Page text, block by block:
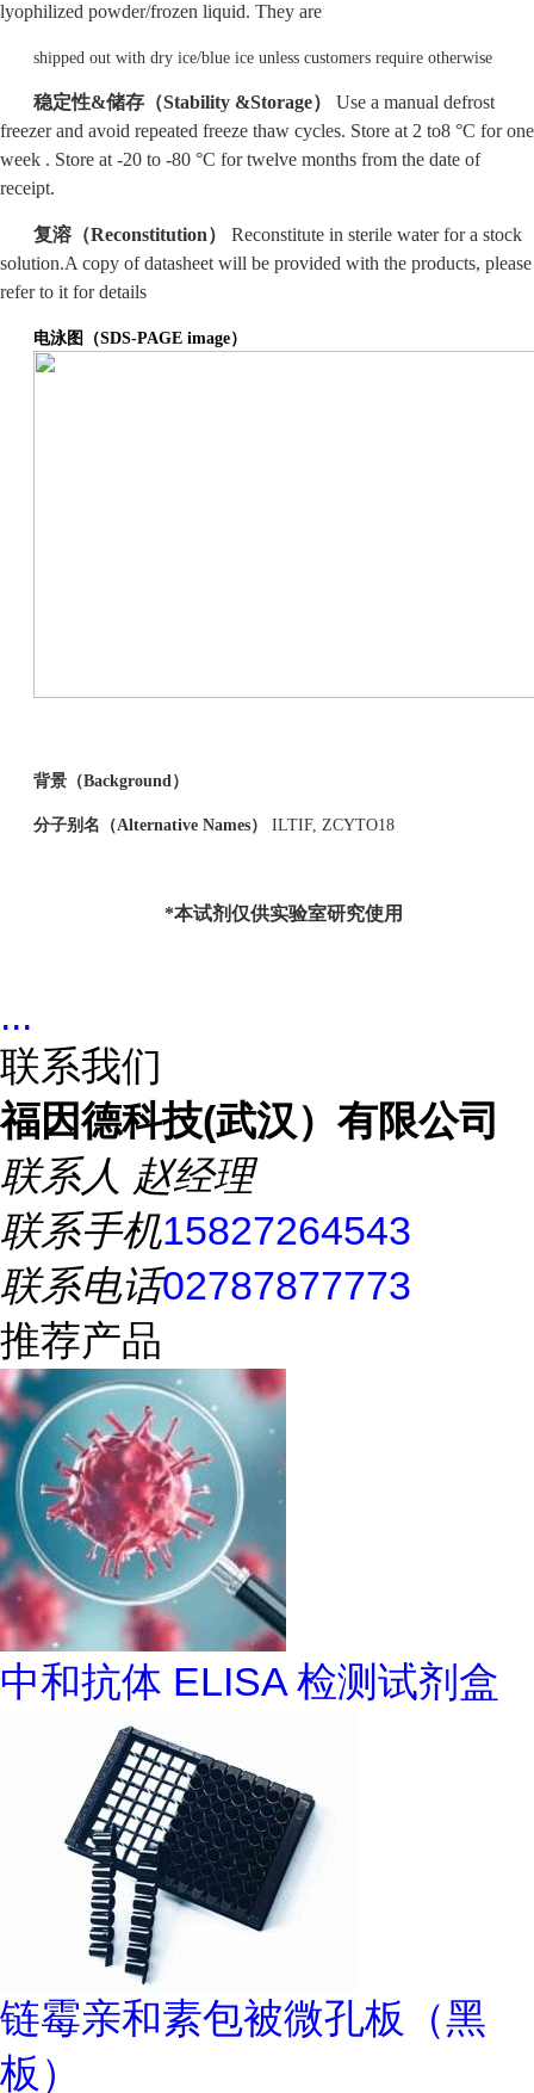
lyophilized powder/frozen liquid. They are
shipped out with dry ice/blue ice unless customers require otherwise
稳定性&储存（Stability &Storage）
Use a manual defrost
freezer and avoid repeated freeze thaw cycles. Store at 2 to8 °C for one
week . Store at -20 to -80 °C for twelve months from the date of
receipt.
复溶（Reconstitution）
Reconstitute in sterile water for a stock
solution.A copy of datasheet will be provided with the products, please
refer to it for details
电泳图（SDS-PAGE image）
背景（Background）
分子别名（Alternative Names） ILTIF, ZCYTO18
*本试剂仅供实验室研究使用
...
联系我们
福因德科技(武汉）有限公司
联系人 赵经理
联系手机15827264543
联系电话02787877773
推荐产品
中和抗体 ELISA 检测试剂盒
链霉亲和素包被微孔板（黑
板）